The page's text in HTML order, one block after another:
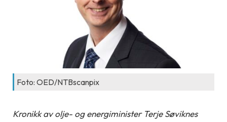
Foto: OED/NTBscanpix
Kronikk av olje- og energiminister Terje Søviknes